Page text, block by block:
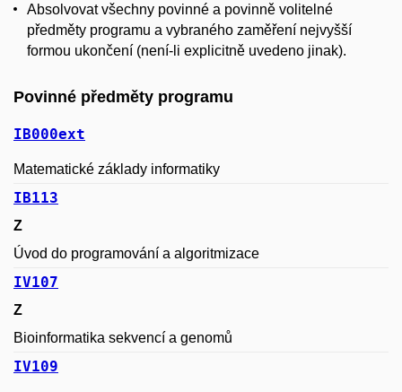
Absolvovat všechny povinné a povinně volitelné
předměty programu a vybraného zaměření nejvyšší
formou ukončení (není-li explicitně uvedeno jinak).
Povinné předměty programu
IB000ext
Matematické základy informatiky
IB113
Z
Úvod do programování a algoritmizace
IV107
Z
Bioinformatika sekvencí a genomů
IV109